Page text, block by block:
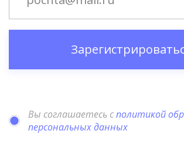
Вы соглашаетесь сполитикой
персональных данных